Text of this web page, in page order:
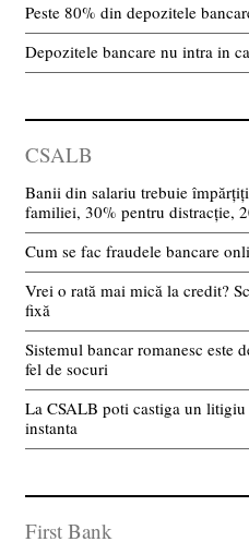
Peste 80% din depozitele
Depozitele bancare nu intra in
CSALB
Banii din salariu trebuie
familiei, 30% pentru distracție,
Cum se fac fraudele bancare
Vrei o rată mai mică la credit?
fixă
Sistemul bancar romanesc este
fel de socuri
La CSALB poti castiga un
instanta
First Bank